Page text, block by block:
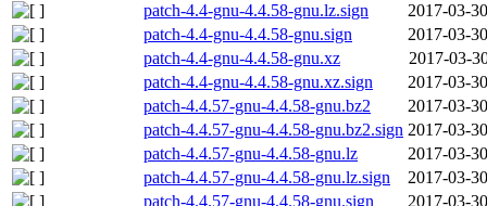
patch-4.4-gnu-4.4.58-gnu.lz.sign
2017-03-
patch-4.4-gnu-4.4.58-gnu.sign
2017-03-
patch-4.4-gnu-4.4.58-gnu.xz
2017-03-
patch-4.4-gnu-4.4.58-gnu.xz.sign
2017-03-
patch-4.4.57-gnu-4.4.58-gnu.bz2
2017-03-
patch-4.4.57-gnu-4.4.58-gnu.bz2.sign 2017-03-
patch-4.4.57-gnu-4.4.58-gnu.lz
2017-03-
patch-4.4.57-gnu-4.4.58-gnu.lz.sign
2017-03-
patch-4.4.57-gnu-4.4.58-gnu.sign
2017-03-